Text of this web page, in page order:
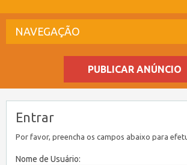
NAVEGAÇÃO
PUBLICAR ANÚNCIO
Entrar
Por favor, preencha os campos abaixo para
Nome de Usuário: